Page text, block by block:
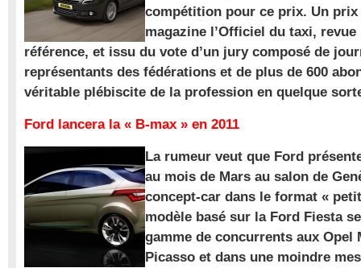
compétition pour ce prix. Un
magazine l’Officiel du taxi,
référence, et issu du vote d’un jury composé de
représentants des fédérations et de plus de 600
véritable plébiscite de la profession en quelque
Ford lancera la « B-max » en 2011
La rumeur veut que Ford
au mois de Mars au salon de
concept-car dans le format «
modèle basé sur la Ford Fiesta
gamme de concurrents aux Opel
Picasso et dans une moindre